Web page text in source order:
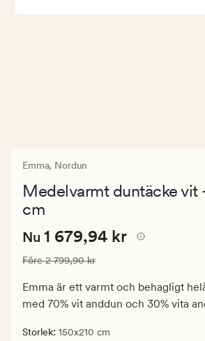
Emma, Nordun
Medelvarmt duntäcke vit
cm
Nuvarande
1
679,94
pris
Nuvarande pris 1 679,94
Nu 1 679,94 kr
Ordinarie pris 2 799,90 kr
Före2 799,90 kr
Emma är ett varmt och behagligt
med 70% vit anddun och 30% vita
Storlek: 150x210 cm